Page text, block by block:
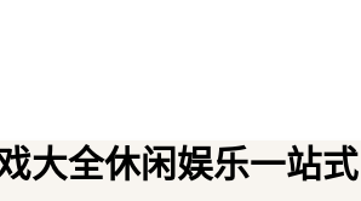
大全休闲娱乐一站式